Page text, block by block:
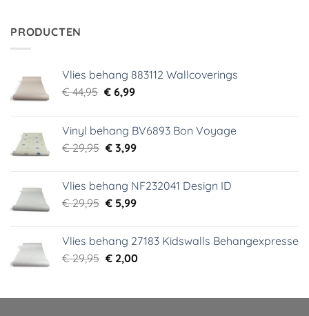
PRODUCTEN
Vlies behang 883112 Wallcoverings
€44,95 Oorspronkelijke
€ 44,95.
€6,99Huidige
€ 6,99.
Vinyl behang BV6893 Bon Voyage
€29,95 Oorspronkelijke
€ 29,95.
€3,99Huidige
€ 3,99.
Vlies behang NF232041 Design ID
€29,95 Oorspronkelijke
€ 29,95.
€5,99Huidige
€ 5,99.
Vlies behang 27183 Kidswalls Behangexpresse
€29,95 Oorspronkelijke
€ 29,95.
€2,00Huidige
€ 2,00.